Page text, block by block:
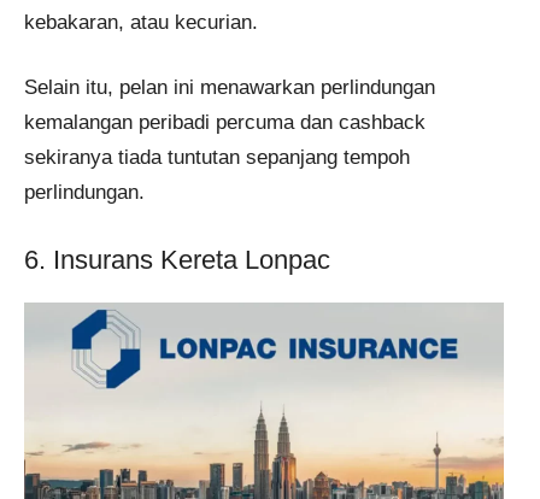
kebakaran, atau kecurian.
Selain itu, pelan ini menawarkan perlindungan
kemalangan peribadi percuma dan cashback
sekiranya tiada tuntutan sepanjang tempoh
perlindungan​​.
6. Insurans Kereta Lonpac